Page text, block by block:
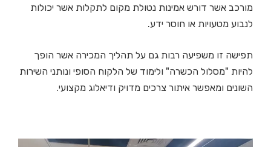
מורכב אשר דורש אמינות נטולת מקום לתקלות אשר יכולות
לנבוע מטעויות או חוסר ידע.
תפישה זו משפיעה רבות גם על תהליך המכירה אשר הופך
להיות "מסלול הכשרה" ולימוד של הלקוח הסופי ונותני השירות
השונים ומאפשר איתור צרכים מדויק ודיאלוג מקצועי.